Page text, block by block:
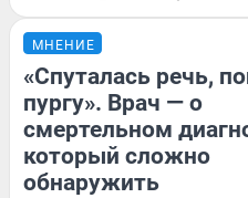
МНЕНИЕ
«Спуталась речь,
пургу». Врач — о
смертельном
который сложно
обнаружить